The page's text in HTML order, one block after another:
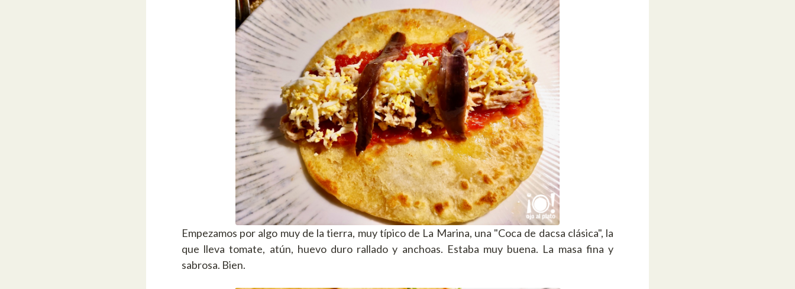
Empezamos por algo muy de la tierra, muy típico de La Marina, una "Coca de dacsa clásica", la
que lleva tomate, atún, huevo duro rallado y anchoas. Estaba muy buena. La masa fina y
sabrosa. Bien.